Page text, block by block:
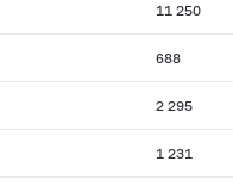
11 250
688
2 295
1 231